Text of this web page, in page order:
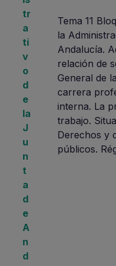
tr
a
ti
v
o
d
e
la
J
u
n
t
a
d
e
A
n
d
Tema 11
la
Andalucía.
relación de
General de
carrera
interna. La
trabajo.
Derechos y
públicos.